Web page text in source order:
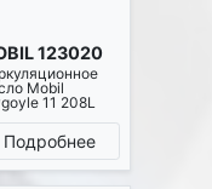
123020
Mobil
11 208L
Подробнее